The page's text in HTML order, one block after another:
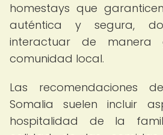
homestays que
auténtica y segura,
interactuar de manera
comunidad local.
Las recomendaciones
Somalia suelen incluir
hospitalidad de la